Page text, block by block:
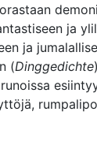
ja
ja
(Dinggedichte